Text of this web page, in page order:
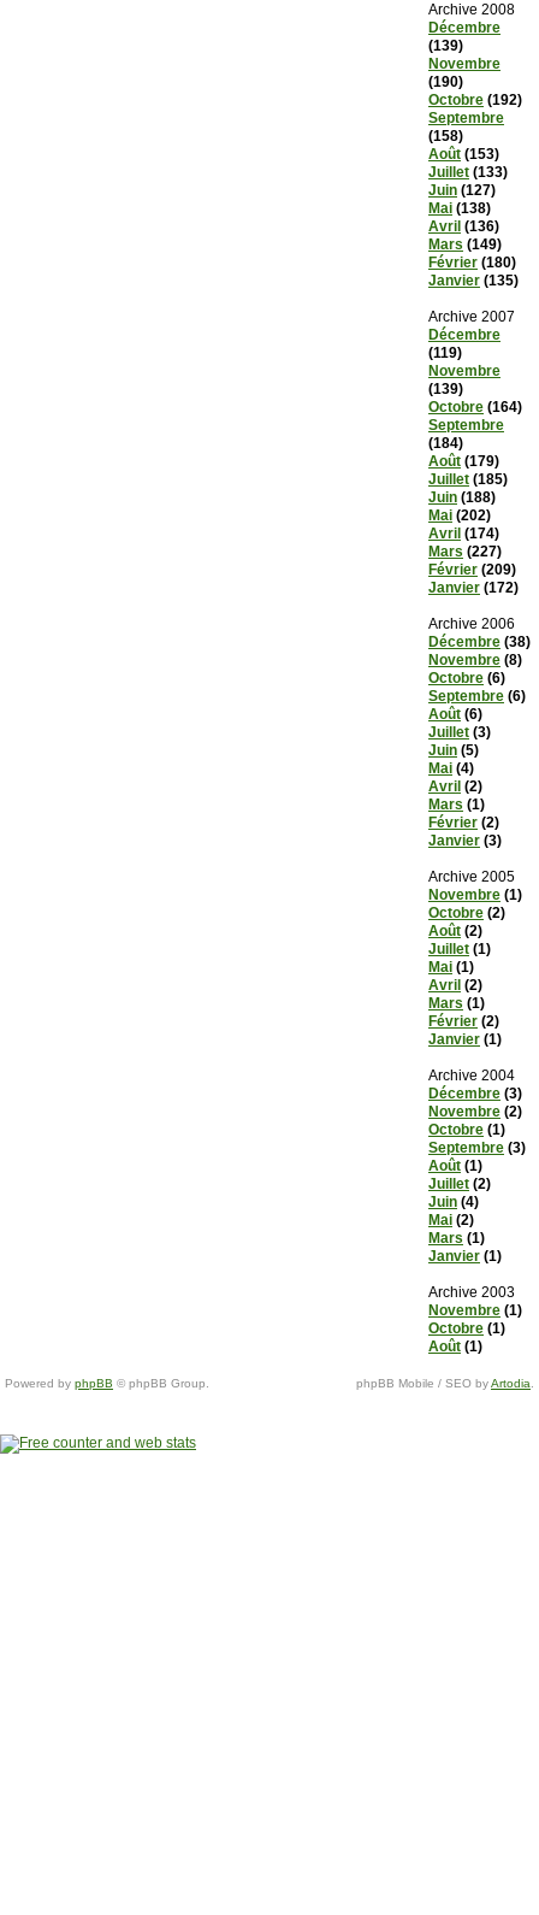
Archive 2008
Décembre
(139)
Novembre
(190)
Octobre (192)
Septembre
(158)
Août (153)
Juillet (133)
Juin (127)
Mai (138)
Avril (136)
Mars (149)
Février (180)
Janvier (135)
Archive 2007
Décembre
(119)
Novembre
(139)
Octobre (164)
Septembre
(184)
Août (179)
Juillet (185)
Juin (188)
Mai (202)
Avril (174)
Mars (227)
Février (209)
Janvier (172)
Archive 2006
Décembre (38)
Novembre (8)
Octobre (6)
Septembre (6)
Août (6)
Juillet (3)
Juin (5)
Mai (4)
Avril (2)
Mars (1)
Février (2)
Janvier (3)
Archive 2005
Novembre (1)
Octobre (2)
Août (2)
Juillet (1)
Mai (1)
Avril (2)
Mars (1)
Février (2)
Janvier (1)
Archive 2004
Décembre (3)
Novembre (2)
Octobre (1)
Septembre (3)
Août (1)
Juillet (2)
Juin (4)
Mai (2)
Mars (1)
Janvier (1)
Archive 2003
Novembre (1)
Octobre (1)
Août (1)
Powered by phpBB © phpBB Group. phpBB Mobile / SEO byArtodia